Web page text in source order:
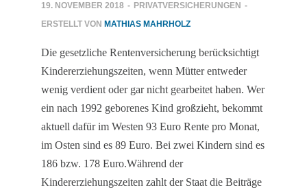
19. NOVEMBER 2018 - PRIVATVERSICHERUNGEN -
ERSTELLT VON MATHIAS MAHRHOLZ
Die gesetzliche Rentenversicherung berücksichtigt
Kindererziehungszeiten, wenn Mütter entweder
wenig verdient oder gar nicht gearbeitet haben. Wer
ein nach 1992 geborenes Kind großzieht, bekommt
aktuell dafür im Westen 93 Euro Rente pro Monat,
im Osten sind es 89 Euro. Bei zwei Kindern sind es
186 bzw. 178 Euro.Während der
Kindererziehungszeiten zahlt der Staat die Beiträge